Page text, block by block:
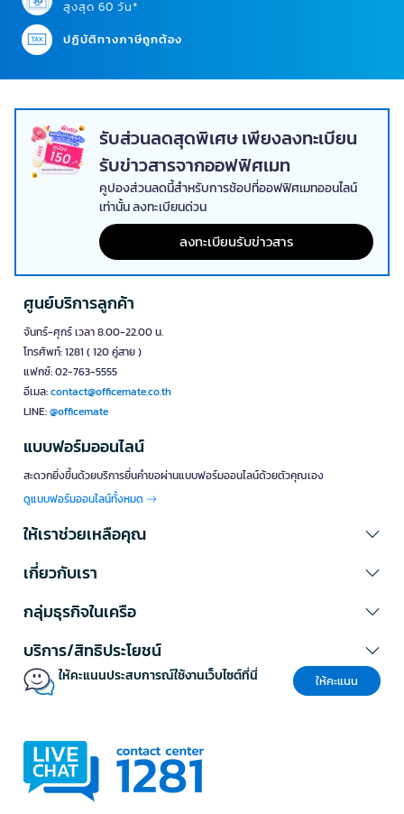
สูงสุด 60 วัน*
ปฏิบัติทางภาษีถูกต้อง
รับส่วนลดสุดพิเศษ เพียงลงทะเบียน
รับข่าวสารจากออฟฟิศเมท
คูปองส่วนลดนี้สำหรับการช้อปที่ออฟฟิศเมทออนไลน์
เท่านั้น ลงทะเบียนด่วน
ลงทะเบียนรับข่าวสาร
ศูนย์บริการลูกค้า
จันทร์-ศุกร์ เวลา 8.00-22.00 น.
โทรศัพท์: 1281 ( 120 คู่สาย )
แฟกซ์: 02-763-5555
อีเมล:contact@officemate.co.th
LINE:@officemate
แบบฟอร์มออนไลน์
สะดวกยิ่งขึ้นด้วยบริการยื่นคำขอผ่านแบบฟอร์มออนไลน์ด้วยตัวคุณเอง
ดูแบบฟอร์มออนไลน์ทั้งหมด
ให้เราช่วยเหลือคุณ
เกี่ยวกับเรา
กลุ่มธุรกิจในเครือ
บริการ/สิทธิประโยชน์
ให้คะแนนประสบการณ์ใช้งานเว็บไซต์ที่นี่ ให้คะแนน